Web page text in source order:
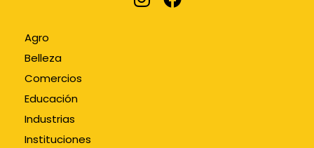
Agro
Belleza
Comercios
Educación
Industrias
Instituciones